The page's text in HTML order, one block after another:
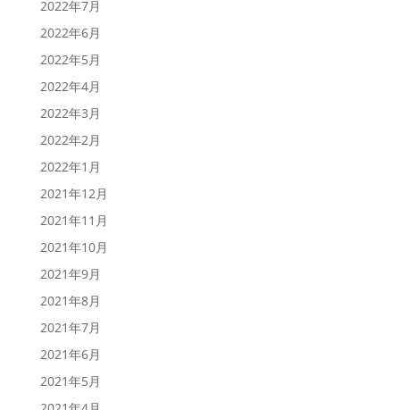
2022年7月
2022年6月
2022年5月
2022年4月
2022年3月
2022年2月
2022年1月
2021年12月
2021年11月
2021年10月
2021年9月
2021年8月
2021年7月
2021年6月
2021年5月